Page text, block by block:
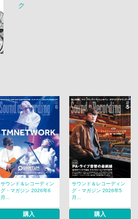
ク
サウンド＆レコーディン
グ・マガジン 2026年6
月...
購入
サウンド＆レコーディン
グ・マガジン 2026年5
月...
購入